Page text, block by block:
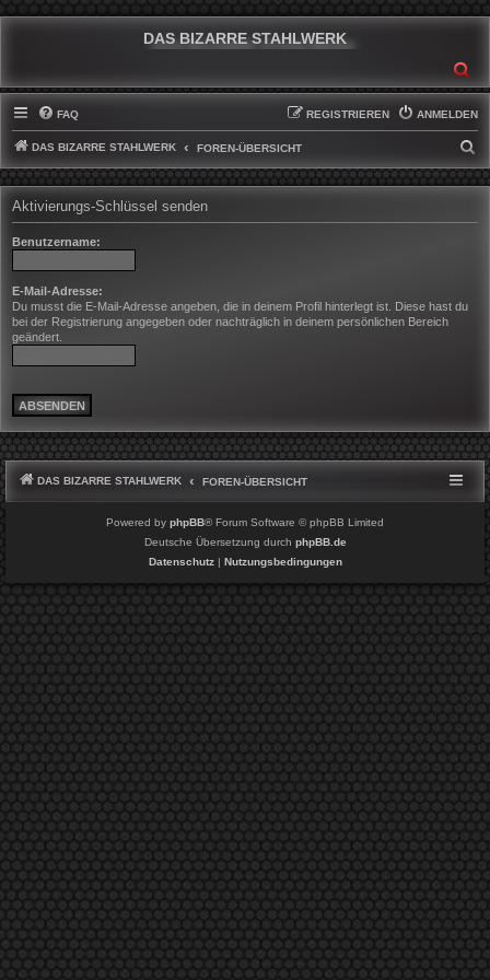
DAS BIZARRE STAHLWERK
FAQ ANMELDEN
REGISTRIEREN
DAS BIZARRE STAHLWERK FOREN-ÜBERSICHT
U
H
Aktivierungs-Schlüssel senden
Benutzername:
E-Mail-Adresse:
Du musst die E-Mail-Adresse angeben, die in deinem Profil hinterlegt ist. Diese hast du
bei der Registrierung angegeben oder nachträglich in deinem persönlichen Bereich
geändert.
DAS BIZARRE STAHLWERK FOREN-ÜBERSICHT
Powered by phpBB® Forum Software © phpBB Limited
Deutsche Übersetzung durch phpBB.de
Datenschutz| Nutzungsbedingungen